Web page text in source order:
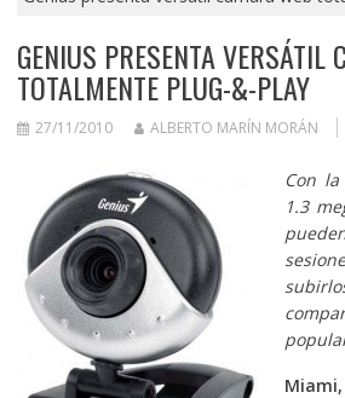
GENIUS PRESENTA VERSÁTIL
TOTALMENTE PLUG-&-PLAY
27/11/2010 ALBERTO MARÍN MORÁN
Con
1.3